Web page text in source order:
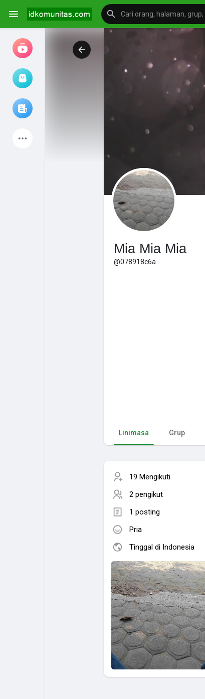
postingan populer
Mia Mia Mia
@078918c6a
Linimasa Grup
19 Mengikuti
2 pengikut
1 posting
Pria
Tinggal di Indonesia